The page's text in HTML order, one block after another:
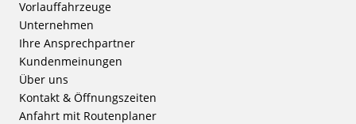
Vorlauffahrzeuge
Unternehmen
Ihre Ansprechpartner
Kundenmeinungen
Über uns
Kontakt & Öffnungszeiten
Anfahrt mit Routenplaner